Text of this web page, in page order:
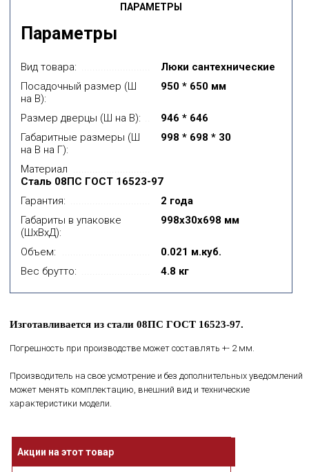
ПАРАМЕТРЫ
Параметры
Вид товара:
Люки сантехнические
Посадочный размер (Ш
на В):
950 * 650 мм
Размер дверцы (Ш на В):
946 * 646
Габаритные размеры (Ш
на В на Г):
998 * 698 * 30
Материал
Сталь 08ПС ГОСТ 16523-97
Гарантия:
2 года
Габариты в упаковке
(ШхВхД):
998x30x698 мм
Объем:
0.021 м.куб.
Вес брутто:
4.8 кг
Изготавливается из стали 08ПС ГОСТ 16523-97.
Погрешность при производстве может составлять +- 2 мм.
Производитель на свое усмотрение и без дополнительных уведомлений
может менять комплектацию, внешний вид и технические
характеристики модели.
Акции на этот товар